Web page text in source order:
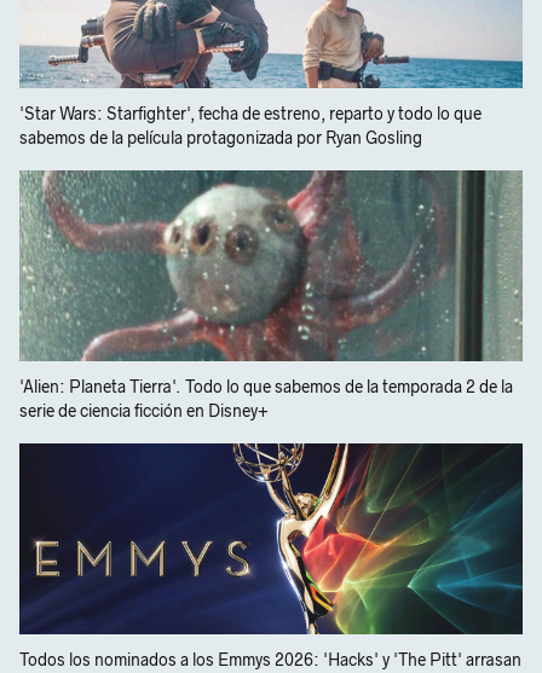
'Star Wars: Starfighter', fecha de estreno, reparto y todo lo que
sabemos de la película protagonizada por Ryan Gosling
'Alien: Planeta Tierra'. Todo lo que sabemos de la temporada 2 de la
serie de ciencia ficción en Disney+
Todos los nominados a los Emmys 2026: 'Hacks' y 'The Pitt' arrasan